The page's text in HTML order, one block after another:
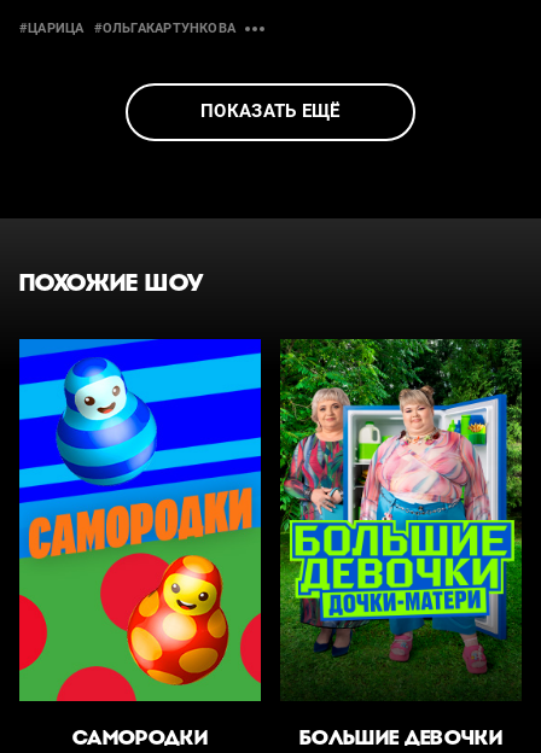
#ЦАРИЦА #ОЛЬГАКАРТУНКОВА
ПОКАЗАТЬ ЕЩЁ
ПОХОЖИЕ ШОУ
САМОРОДКИ БОЛЬШИЕ ДЕВОЧКИ